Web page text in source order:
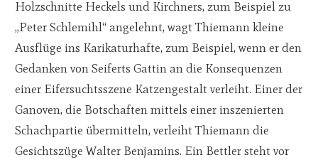
Holzschnitte Heckels und Kirchners, zum Beispiel zu
„Peter Schlemihl“ angelehnt, wagt Thiemann kleine
Ausflüge ins Karikaturhafte, zum Beispiel, wenn er den
Gedanken von Seiferts Gattin an die Konsequenzen
einer Eifersuchtsszene Katzengestalt verleiht. Einer der
Ganoven, die Botschaften mittels einer inszenierten
Schachpartie übermitteln, verleiht Thiemann die
Gesichtszüge Walter Benjamins. Ein Bettler steht vor